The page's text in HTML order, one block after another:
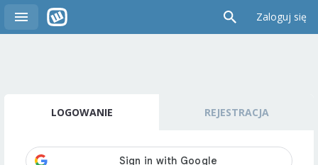
Zaloguj się
LOGOWANIE REJESTRACJA